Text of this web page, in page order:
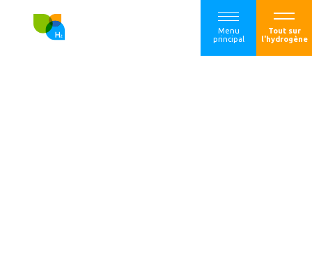
Menu
principal
Tout sur
l'hydrogène